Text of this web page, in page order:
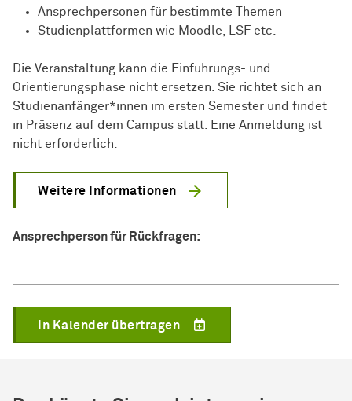
Ansprechpersonen für bestimmte Themen
Studienplattformen wie Moodle, LSF etc.
Die Veranstaltung kann die Einführungs- und
Orientierungsphase nicht ersetzen. Sie richtet sich an
Studienanfänger*innen im ersten Semester und findet
in Präsenz auf dem Campus statt. Eine Anmeldung ist
nicht erforderlich.
Weitere Informationen
Ansprechperson für Rückfragen:
In Kalender übertragen